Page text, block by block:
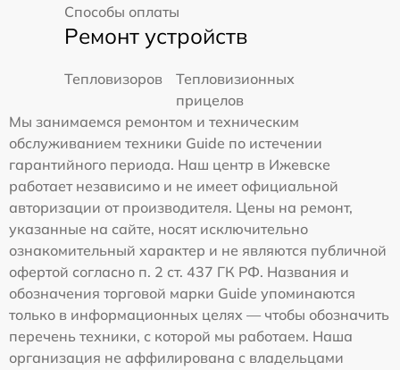
Способы оплаты
Ремонт устройств
Тепловизоров
Тепловизионных
прицелов
Мы занимаемся ремонтом и техническим
обслуживанием техники Guide по истечении
гарантийного периода. Наш центр в Ижевске
работает независимо и не имеет официальной
авторизации от производителя. Цены на ремонт,
указанные на сайте, носят исключительно
ознакомительный характер и не являются публичной
офертой согласно п. 2 ст. 437 ГК РФ. Названия и
обозначения торговой марки Guide упоминаются
только в информационных целях — чтобы обозначить
перечень техники, с которой мы работаем. Наша
организация не аффилирована с владельцами